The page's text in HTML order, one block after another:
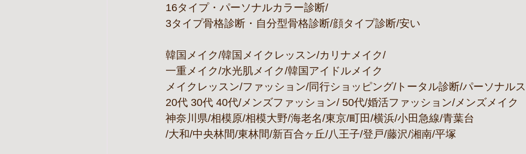
16タイプ・パーソナルカラー診断/
3タイプ骨格診断・自分型骨格診断/顔タイプ診断/安い
韓国メイク/韓国メイクレッスン/カリナメイク/
一重メイク/水光肌メイク/韓国アイドルメイク
メイクレッスン/ファッション/同行ショッピング/トータル診断/パーソナル
20代 30代 40代/メンズファッション/ 50代/婚活ファッション/メンズメイク
神奈川県/相模原/相模大野/海老名/東京/町田/横浜/小田急線/青葉台
/大和/中央林間/東林間/新百合ヶ丘/八王子/登戸/藤沢/湘南/平塚